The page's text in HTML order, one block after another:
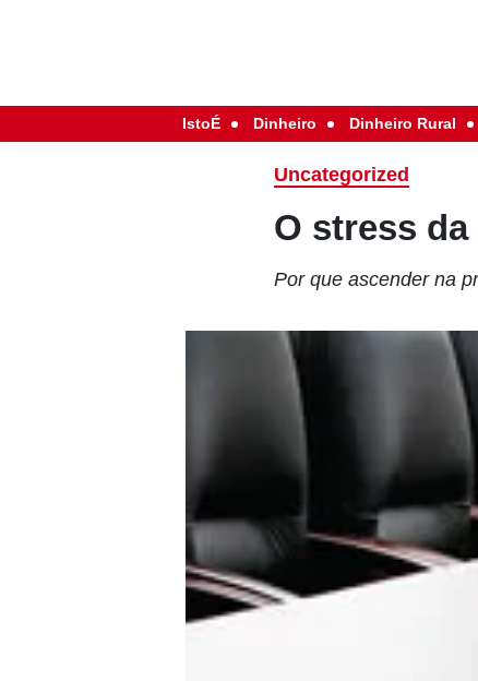
IstoÉ Dinheiro Dinheiro Rural
Uncategorized
O stress
Por que ascender na